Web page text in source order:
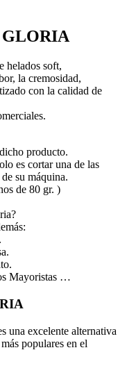
GLORIA
helados soft,
la cremosidad,
con la calidad de
producto.
es cortar una de las
su máquina.
de 80 gr. )
Mayoristas …
una excelente alternativa
populares en el